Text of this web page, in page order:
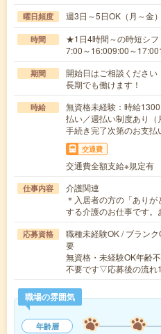
曜日頻度 週3日～5日OK（月～
時間
★1日4時間～の時短シフ
7:00～16:009:00～
期間
開始日はご相談くださ
長期でも働けます！
時給
無資格未経験：時給
払い／週払い制度あり
手続き完了次第のお支払
交通費
交通費全額支給※規定有
仕事内容
介護関連
＊入居者の方の「あり
する介護のお仕事です
応募資格
職種未経験OK / ブラン
要
無資格・未経験OK年齢
不要です▽応募後の流
職場の雰囲気
年齢層